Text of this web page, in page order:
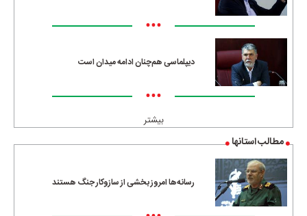
•••
دیپلماسی هم‌چنان ادامه میدان است
•••
بیشتر
مطالب استانها
رسانه‌ها امروز بخشی از سازوکار جنگ هستند